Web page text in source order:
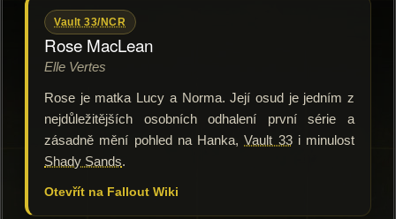
Rose MacLean
Elle Vertes
Vault 33/NCR
Rose je matka Lucy a Norma. Její osud je jedním z
nejdůležitějších osobních odhalení první série a
zásadně mění pohled na Hanka,Vault 33i minulost
Shady Sands.
Otevřít na Fallout Wiki